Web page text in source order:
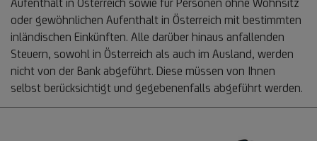
oder gewöhnlichen Aufenthalt in Österreich mit bestimmten
inländischen Einkünften. Alle darüber hinaus anfallenden
Steuern, sowohl in Österreich als auch im Ausland, werden
nicht von der Bank abgeführt. Diese müssen von Ihnen
selbst berücksichtigt und gegebenenfalls abgeführt werden.